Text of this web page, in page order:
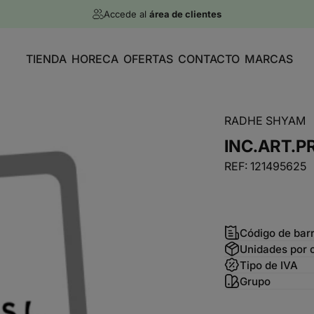
Accede al área de clientes
diapositivas pausa
TIENDA HORECA OFERTAS CONTACTO MARCAS
RADHE SHYAM
REF: 121495625
Código de
Unidades por
Tipo de IVA
Grupo